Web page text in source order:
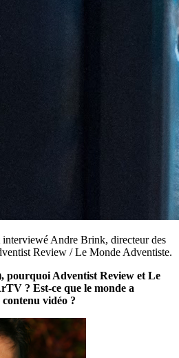
interviewé Andre Brink, directeur des
Review / Le Monde Adventiste.
, pourquoi Adventist Review et Le
? Est-ce que le monde a
vidéo ?